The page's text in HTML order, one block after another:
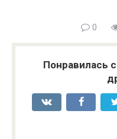
0
Понравилась